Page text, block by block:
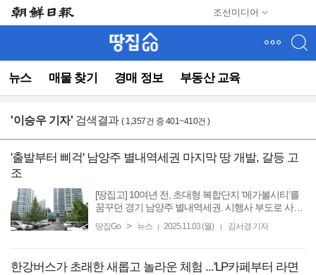
조선미디어
뉴스 매물 찾기 경매 정보 부동산 교육
뉴
(컨
영
'이승우 기자' 검색결과 ( 1,357건 중 401~410건 )
'출발부터 삐걱' 남양주 별내역세권 마지막 땅 개발, 갈등 고
조
[땅집고] 10여년 전, 초대형 복합단지 ‘메가볼시티’를
꿈꾸던 경기 남양주 별내역세권. 시행사 부도로 사업
마지막 부지 개발을 놓고 사업시행자 화이트코리아
땅집Go > 뉴스 2025.11.03 (월) 김서경 기자
한강버스가 초래한 새롭고 놀라운 체험 ...'LP카페부터 라면